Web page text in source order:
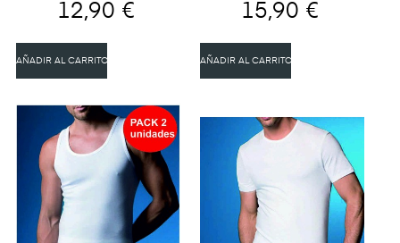
12,90 €
AÑADIR AL CARRITO
15,90 €
AÑADIR AL CARRITO